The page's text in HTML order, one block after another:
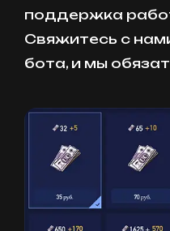
поддержка
Свяжитесь с
бота, и мы